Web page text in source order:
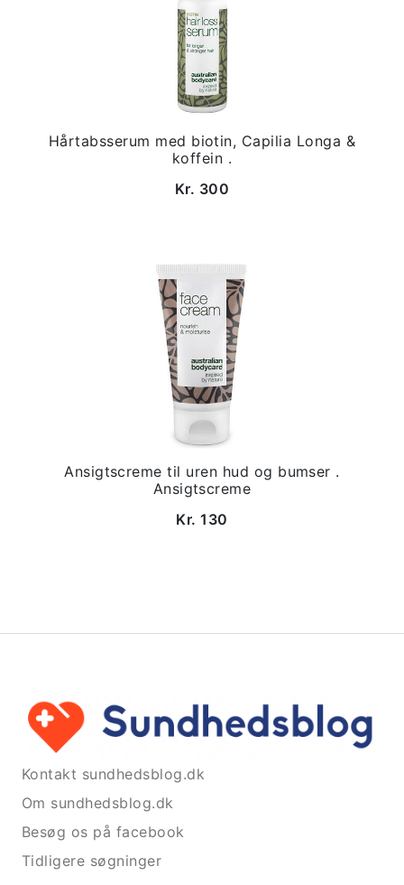
Hårtabsserum med biotin, Capilia Longa &
koffein .
Kr. 300
Ansigtscreme til uren hud og bumser .
Ansigtscreme
Kr. 130
Kontakt sundhedsblog.dk
Om sundhedsblog.dk
Besøg os på facebook
Tidligere søgninger